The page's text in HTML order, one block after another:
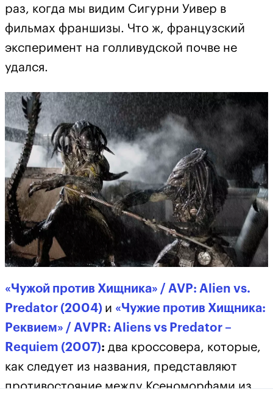
раз, когда мы видим Сигурни Уивер в
фильмах франшизы. Что ж, французский
эксперимент на голливудской почве не
удался.
«Чужой против Хищника» / AVP: Alien vs.
Predator (2004) и «Чужие против Хищника:
Реквием» / AVPR: Aliens vs Predator –
Requiem (2007): два кроссовера, которые,
как следует из названия, представляют
противостояние между Ксеноморфами из